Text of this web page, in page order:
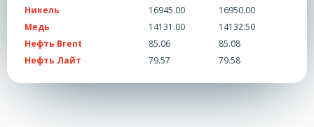
Никель
16945.00
16950.00
Медь
14131.00
14132.50
Нефть Brent
85.06
85.08
Нефть Лайт
79.57 79.58